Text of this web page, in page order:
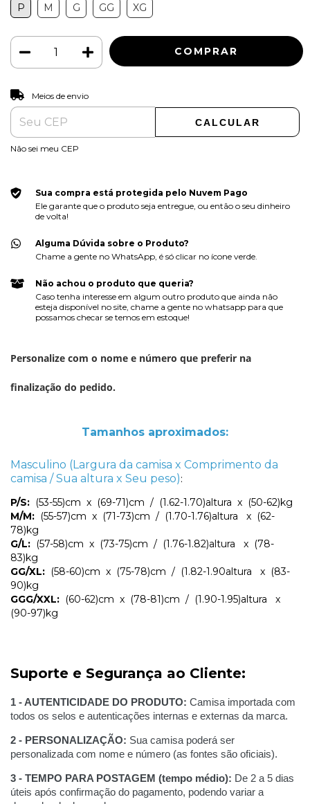
P M G GG XG
Entregas para o CEP:
Meios de envio
CALCULAR
Não sei meu CEP
Sua compra está protegida pelo Nuvem Pago
Ele garante que o produto seja entregue, ou então o seu dinheiro
de volta!
Alguma Dúvida sobre o Produto?
Chame a gente no WhatsApp, é só clicar no ícone verde.
Não achou o produto que queria?
Caso tenha interesse em algum outro produto que ainda não
esteja disponível no site, chame a gente no whatsapp para que
possamos checar se temos em estoque!
Personalize com o nome e número que preferir na
finalização do pedido.
Tamanhos aproximados:
Masculino (Largura da camisa x Comprimento da
camisa / Sua altura x Seu peso):
P/S: (53-55)cm x (69-71)cm / (1.62-1.70)altura x (50-62)kg
M/M: (55-57)cm x (71-73)cm / (1.70-1.76)altura
x (62-
78)kg
G/L: (57-58)cm x (73-75)cm / (1.76-1.82)altura
x (78-
83)kg
GG/XL: (58-60)cm x (75-78)cm / (1.82-1.90altura
x (83-
90)kg
GGG/XXL: (60-62)cm x (78-81)cm / (1.90-1.95)altura
x
(90-97)kg
Suporte e Segurança ao Cliente:
1 - AUTENTICIDADE DO PRODUTO: Camisa importada com
todos os selos e autenticações internas e externas da marca.
2 - PERSONALIZAÇÃO: Sua camisa poderá ser
personalizada com nome e número (as fontes são oficiais).
3 - TEMPO PARA POSTAGEM (tempo médio): De 2 a 5 dias
úteis após confirmação do pagamento, podendo variar a